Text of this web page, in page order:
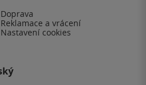
Doprava
Reklamace a vrácení
Nastavení cookies